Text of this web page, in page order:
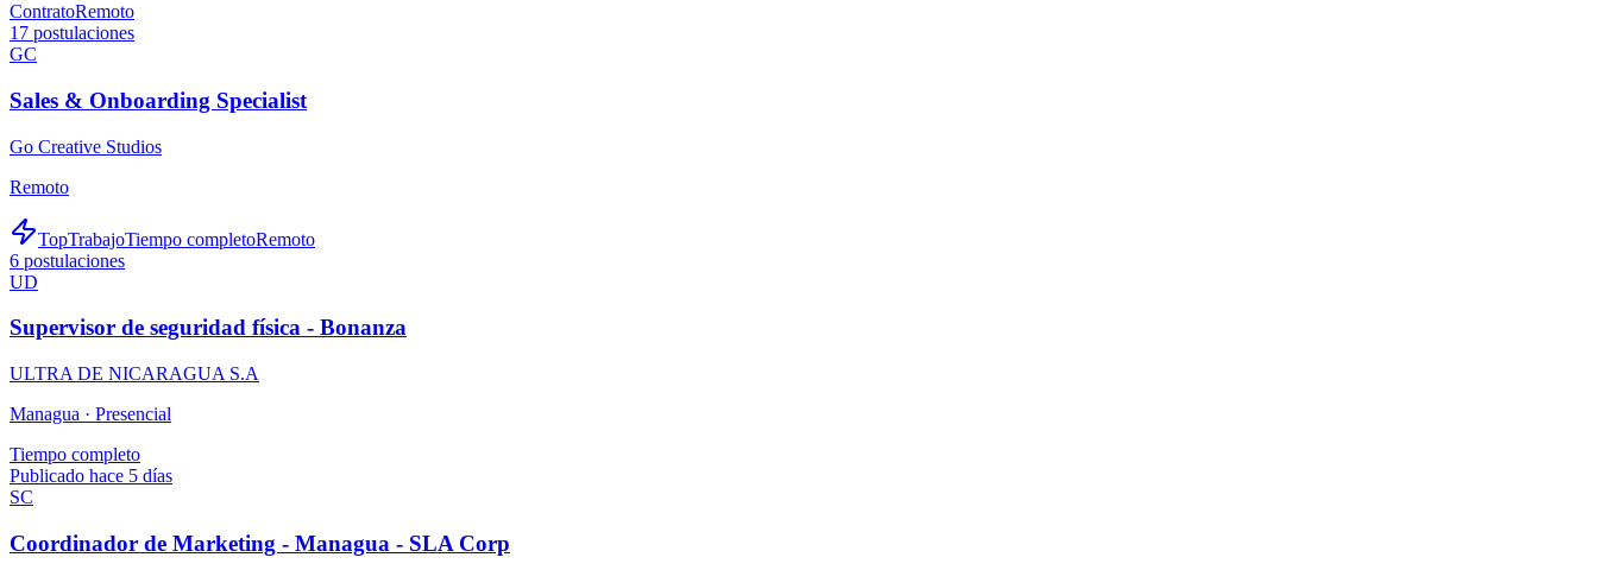
ContratoRemoto
17 postulaciones
GC
Sales & Onboarding Specialist
Go Creative Studios
Remoto
TopTrabajoTiempo completoRemoto
6 postulaciones
UD
Supervisor de seguridad física - Bonanza
ULTRA DE NICARAGUA S.A
Managua · Presencial
Tiempo completo
Publicado hace 5 días
SC
Coordinador de Marketing - Managua - SLA Corp